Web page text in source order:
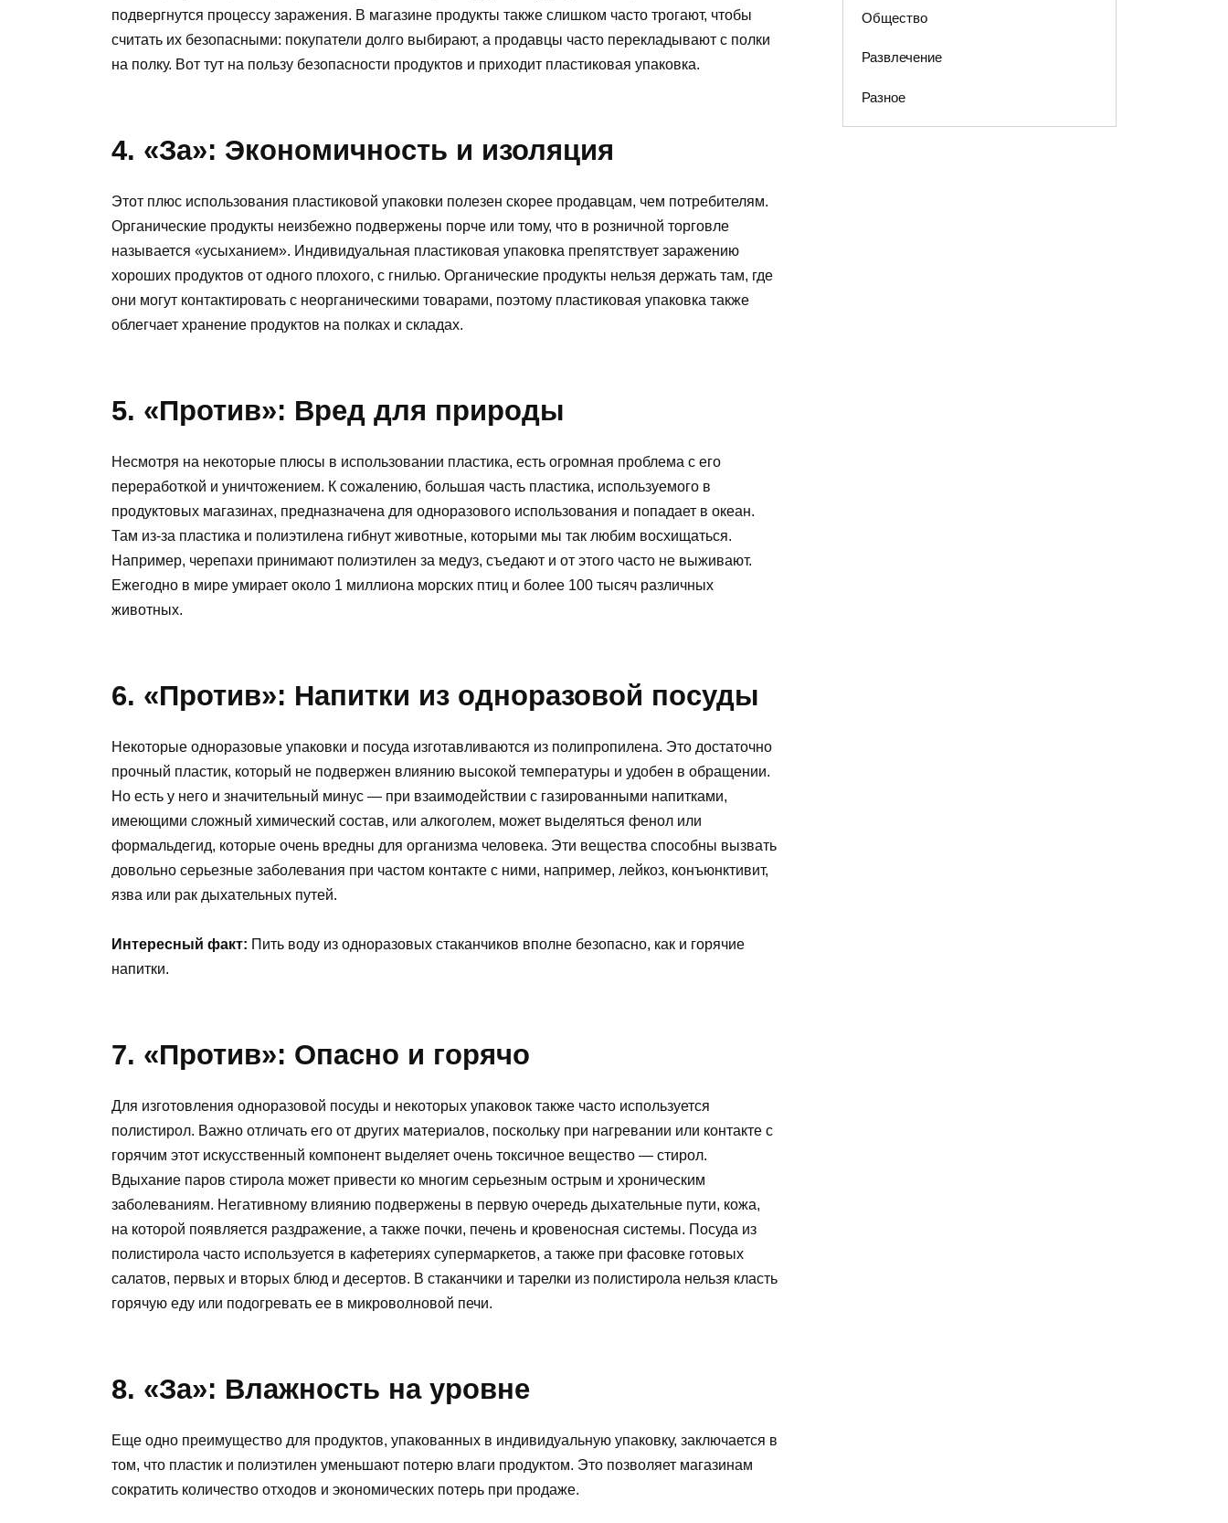
подвергнутся процессу заражения. В магазине продукты также слишком часто трогают, чтобы
считать их безопасными: покупатели долго выбирают, а продавцы часто перекладывают с полки
на полку. Вот тут на пользу безопасности продуктов и приходит пластиковая упаковка.
4. «За»: Экономичность и изоляция
Этот плюс использования пластиковой упаковки полезен скорее продавцам, чем потребителям.
Органические продукты неизбежно подвержены порче или тому, что в розничной торговле
называется «усыханием». Индивидуальная пластиковая упаковка препятствует заражению
хороших продуктов от одного плохого, с гнилью. Органические продукты нельзя держать там, где
они могут контактировать с неорганическими товарами, поэтому пластиковая упаковка также
облегчает хранение продуктов на полках и складах.
5. «Против»: Вред для природы
Несмотря на некоторые плюсы в использовании пластика, есть огромная проблема с его
переработкой и уничтожением. К сожалению, большая часть пластика, используемого в
продуктовых магазинах, предназначена для одноразового использования и попадает в океан.
Там из-за пластика и полиэтилена гибнут животные, которыми мы так любим восхищаться.
Например, черепахи принимают полиэтилен за медуз, съедают и от этого часто не выживают.
Ежегодно в мире умирает около 1 миллиона морских птиц и более 100 тысяч различных
животных.
6. «Против»: Напитки из одноразовой посуды
Некоторые одноразовые упаковки и посуда изготавливаются из полипропилена. Это достаточно
прочный пластик, который не подвержен влиянию высокой температуры и удобен в обращении.
Но есть у него и значительный минус — при взаимодействии с газированными напитками,
имеющими сложный химический состав, или алкоголем, может выделяться фенол или
формальдегид, которые очень вредны для организма человека. Эти вещества способны вызвать
довольно серьезные заболевания при частом контакте с ними, например, лейкоз, конъюнктивит,
язва или рак дыхательных путей.
Интересный факт: Пить воду из одноразовых стаканчиков вполне безопасно, как и горячие
напитки.
7. «Против»: Опасно и горячо
Для изготовления одноразовой посуды и некоторых упаковок также часто используется
полистирол. Важно отличать его от других материалов, поскольку при нагревании или контакте с
горячим этот искусственный компонент выделяет очень токсичное вещество — стирол.
Вдыхание паров стирола может привести ко многим серьезным острым и хроническим
заболеваниям. Негативному влиянию подвержены в первую очередь дыхательные пути, кожа,
на которой появляется раздражение, а также почки, печень и кровеносная системы. Посуда из
полистирола часто используется в кафетериях супермаркетов, а также при фасовке готовых
салатов, первых и вторых блюд и десертов. В стаканчики и тарелки из полистирола нельзя класть
горячую еду или подогревать ее в микроволновой печи.
8. «За»: Влажность на уровне
Еще одно преимущество для продуктов, упакованных в индивидуальную упаковку, заключается в
том, что пластик и полиэтилен уменьшают потерю влаги продуктом. Это позволяет магазинам
сократить количество отходов и экономических потерь при продаже.
Общество
Развлечение
Разное